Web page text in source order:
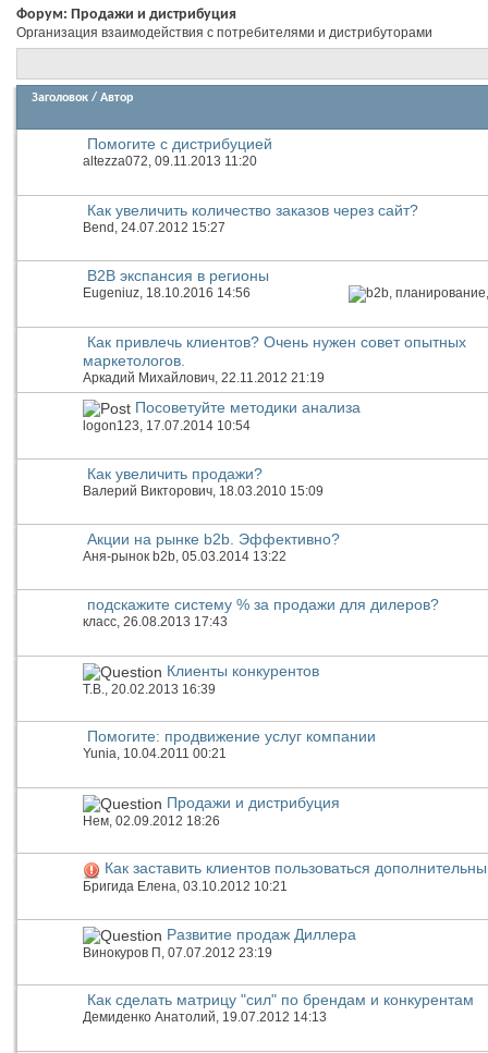
Форум: Продажи и дистрибуция
Организация взаимодействия с потребителями и дистрибуторами
Заголовок / Автор
Помогите с дистрибуцией
altezza072, 09.11.2013 11:20
Как увеличить количество заказов через сайт?
Bend , 24.07.2012 15:27
B2B экспансия в регионы
Eugeniuz, 18.10.2016 14:56
Как привлечь клиентов? Очень нужен совет опытных
маркетологов.
Аркадий Михайлович , 22.11.2012 21:19
Посоветуйте методики анализа
logon123, 17.07.2014 10:54
Как увеличить продажи?
Валерий Викторович , 18.03.2010 15:09
Акции на рынке b2b. Эффективно?
Аня-рынок b2b, 05.03.2014 13:22
подскажите систему % за продажи для дилеров?
класс, 26.08.2013 17:43
Клиенты конкурентов
Т.В. , 20.02.2013 16:39
Помогите: продвижение услуг компании
Yunia, 10.04.2011 00:21
Продажи и дистрибуция
Нем , 02.09.2012 18:26
Как заставить клиентов пользоваться
Бригида Елена , 03.10.2012 10:21
Развитие продаж Диллера
Винокуров П , 07.07.2012 23:19
Как сделать матрицу "сил" по брендам и конкурентам
Демиденко Анатолий, 19.07.2012 14:13